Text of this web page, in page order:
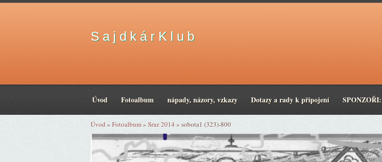
S a j d k á r K l u b
Úvod Fotoalbum nápady, názory, vzkazy Dotazy a rady k připojení SPONZOŘI:
Úvod » Fotoalbum» Sraz 2014» sobota1 (323)-800